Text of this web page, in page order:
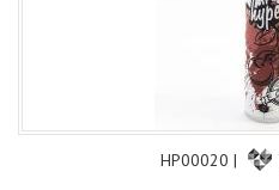
HP00020 |